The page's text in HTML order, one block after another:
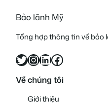
Bảo lãnh Mỹ
Tổng hợp thông tin về bảo
Twitter InstagramLinkedIn Facebook
Về chúng tôi
Giới thiệu